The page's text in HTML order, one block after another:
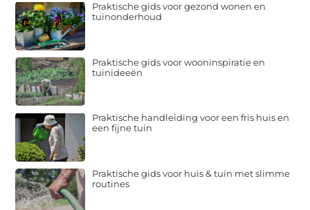
Praktische gids voor gezond wonen en
tuinonderhoud
Praktische gids voor wooninspiratie en
tuinideeën
Praktische handleiding voor een fris huis en
een fijne tuin
Praktische gids voor huis & tuin met slimme
routines